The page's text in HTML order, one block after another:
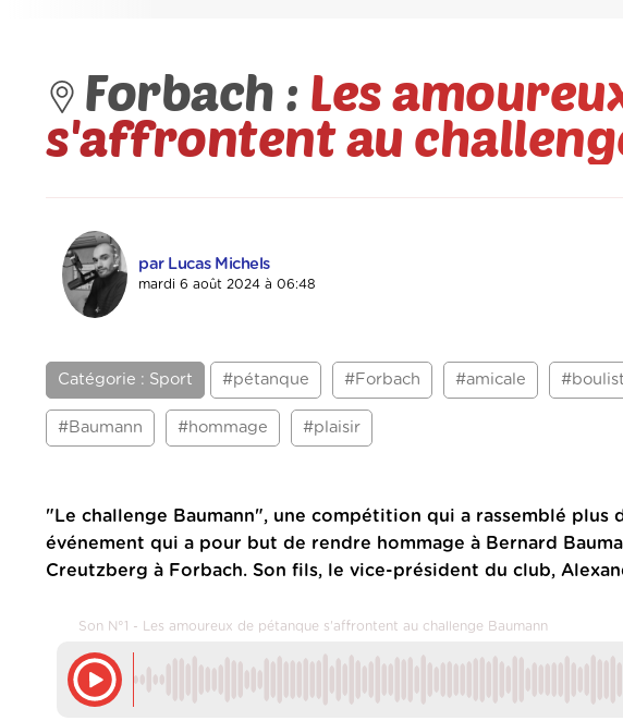
Forbach : Les
s'affrontent au
par Lucas Michels
mardi 6 août 2024 à 06:48
Catégorie : Sport #pétanque #Forbach #amicale
#Baumann #hommage #plaisir
"Le challenge Baumann", une compétition qui a rassemblé plus
événement qui a pour but de rendre hommage à Bernard
Creutzberg à Forbach. Son fils, le vice-président du club,
Son N°1 - Les amoureux de pétanque s'affrontent au challenge Baumann